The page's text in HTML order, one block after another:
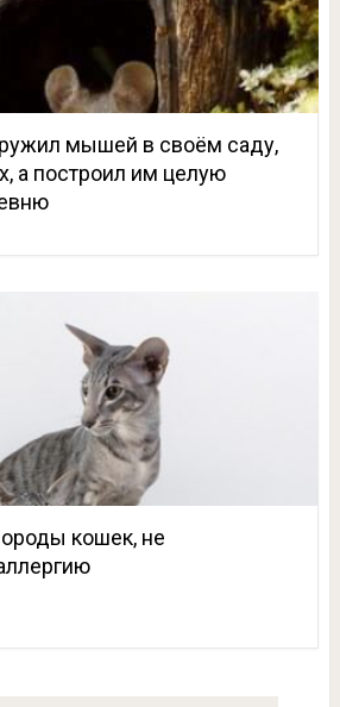
мышей в своём саду,
а построил им целую
кошек, не